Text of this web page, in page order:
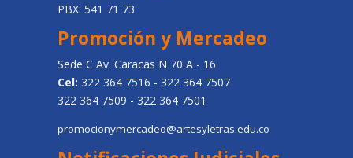
PBX: 541 71 73
Promoción y Mercadeo
Sede C Av. Caracas N 70 A - 16
Cel: 322 364 7516 - 322 364 7507
322 364 7509 - 322 364 7501
promocionymercadeo@artesyletras.edu.co